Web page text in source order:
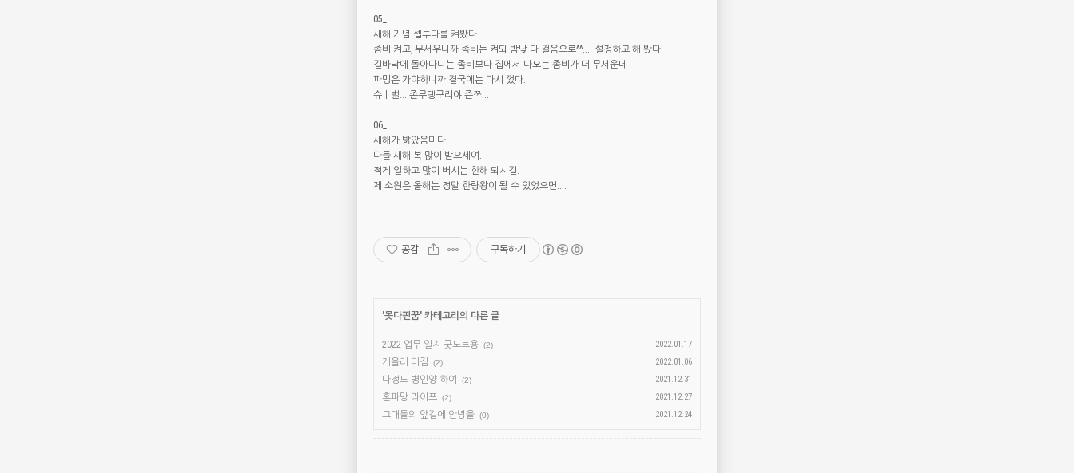
05_
새해 기념 셉투다를 켜봤다.
좀비 켜고, 무서우니까 좀비는 켜되 밤낮 다 걸음으로^^... 설정하고 해 봤다.
길바닥에 돌아다니는 좀비보다 집에서 나오는 좀비가 더 무서운데
파밍은 가야하니까 결국에는 다시 껐다.
슈ㅣ벌... 존무탱구리야 즌쯔...
06_
새해가 밝았음미다.
다들 새해 복 많이 받으세여.
적게 일하고 많이 버시는 한해 되시길.
제 소원은 올해는 정말 한량왕이 될 수 있었으면....
공감 구독하기
'못다핀꿈' 카테고리의 다른 글
2022 업무 일지 굿노트용 (2) 2022.01.17
게을러 터짐 (2) 2022.01.06
다정도 병인양 하여 (2) 2021.12.31
혼파망 라이프 (2) 2021.12.27
그대들의 앞길에 안녕을 (0) 2021.12.24